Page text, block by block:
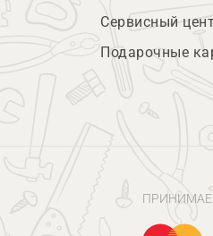
Сервисный
Подарочные